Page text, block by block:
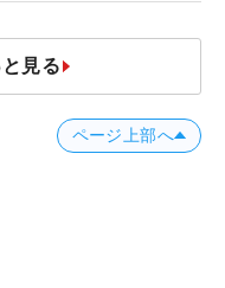
見る
ページ上部へ